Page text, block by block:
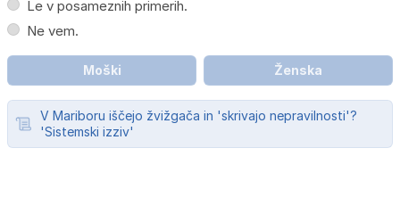
Le v posameznih primerih.
Ne vem.
Moški Ženska
V Mariboru iščejo žvižgača in 'skrivajo nepravilnosti'?
'Sistemski izziv'